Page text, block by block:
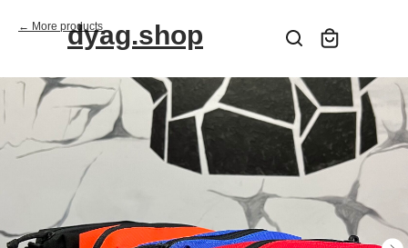
dyag.shop
More products